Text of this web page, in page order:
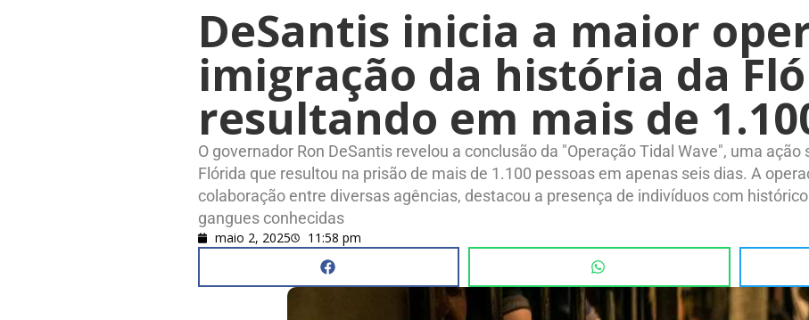
DeSantis inicia a maior
imigração da história da
resultando em mais de
O governador Ron DeSantis revelou a conclusão da "Operação Tidal Wave", uma
Flórida que resultou na prisão de mais de 1.100 pessoas em apenas seis dias. A
colaboração entre diversas agências, destacou a presença de indivíduos com
gangues conhecidas
maio 2, 2025 11:58 pm